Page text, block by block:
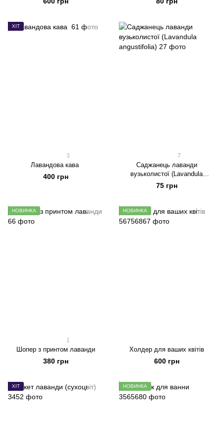
ХІТ
3
Лавандова кава
400 грн
7
Саджанець лаванди
вузьколистої (Lavandula
angustifolia)
75 грн
НОВИНКА
1
Шопер з принтом лаванди
380 грн
НОВИНКА
Холдер для ваших квітів
600 грн
ХІТ НОВИНКА